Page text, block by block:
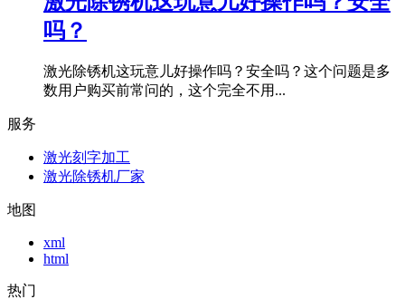
吗？
激光除锈机这玩意儿好操作吗？安全吗？这个问题是多
数用户购买前常问的，这个完全不用...
服务
激光刻字加工
激光除锈机厂家
地图
xml
html
热门